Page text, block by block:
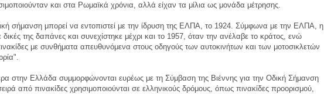
και στα Ρωμαϊκά χρόνια, αλλά είχαν τα μίλια ως μονάδα μέτρησης.
σήμανση μπορεί να εντοπιστεί με την ίδρυση της ΕΛΠΑ, το 1924. Σύμφωνα με την ΕΛΠΑ, η
της δαπάνες και συνεχίστηκε μέχρι και το 1957, όταν την ανέλαβε το κράτος, ενώ
με συνθήματα απευθυνόμενα στους οδηγούς των αυτοκινήτων και των μοτοσικλετών
στην Ελλάδα συμμορφώνονται ευρέως με τη Σύμβαση της Βιέννης για την Οδική Σήμανση
από πινακίδες χρησιμοποιούνται σε ελληνικούς δρόμους, όπως πινακίδες προορισμού,